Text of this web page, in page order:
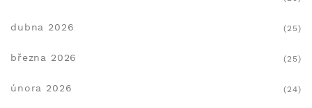
dubna 2026 (25)
března 2026 (25)
února 2026 (24)